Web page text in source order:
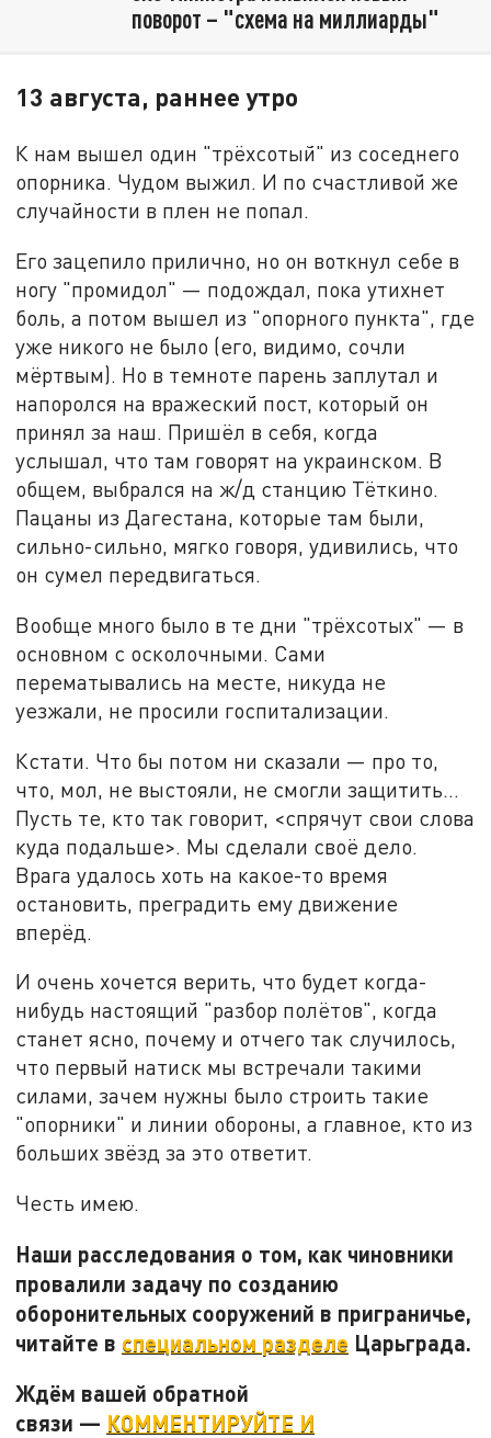
поворот – "схема на миллиарды"
13 августа, раннее утро
К нам вышел один "трёхсотый" из соседнего
опорника. Чудом выжил. И по счастливой же
случайности в плен не попал.
Его зацепило прилично, но он воткнул себе в
ногу "промидол" — подождал, пока утихнет
боль, а потом вышел из "опорного пункта", где
уже никого не было (его, видимо, сочли
мёртвым). Но в темноте парень заплутал и
напоролся на вражеский пост, который он
принял за наш. Пришёл в себя, когда
услышал, что там говорят на украинском. В
общем, выбрался на ж/д станцию Тёткино.
Пацаны из Дагестана, которые там были,
сильно-сильно, мягко говоря, удивились, что
он сумел передвигаться.
Вообще много было в те дни "трёхсотых" — в
основном с осколочными. Сами
перематывались на месте, никуда не
уезжали, не просили госпитализации.
Кстати. Что бы потом ни сказали — про то,
что, мол, не выстояли, не смогли защитить...
Пусть те, кто так говорит, <спрячут свои слова
куда подальше>. Мы сделали своё дело.
Врага удалось хоть на какое-то время
остановить, преградить ему движение
вперёд.
И очень хочется верить, что будет когда-
нибудь настоящий "разбор полётов", когда
станет ясно, почему и отчего так случилось,
что первый натиск мы встречали такими
силами, зачем нужны было строить такие
"опорники" и линии обороны, а главное, кто из
больших звёзд за это ответит.
Честь имею.
Наши расследования о том, как чиновники
провалили задачу по созданию
оборонительных сооружений в приграничье,
читайте в специальном разделе Царьграда.
Ждём вашей обратной
связи — КОММЕНТИРУЙТЕ И